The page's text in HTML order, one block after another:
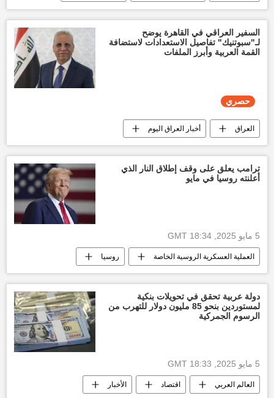
المبعوث الأممي إلى اليمن أخبار اليمن الأن
الحرب على اليمن أطفال اليمن
عبد الملك الحوثي الولايات المتحدة الأمريكية
السفير العراقي في القاهرة يوضح
لـ"سبوتنيك" تفاصيل الاستعدادات لاستضافة
القمة العربية وأبرز الملفات
حصري
العراق أخبار العراق اليوم
جامعة الدول العربية حصري
أخبار العالم الآن العالم العربي
ترامب يعلق على وقف إطلاق النار الذي
أعلنته روسيا في مايو
5 مايو 2025, 18:34 GMT
العملية العسكرية الروسية الخاصة روسيا
أخبار أوكرانيا العالم أخبار العالم الآن
الولايات المتحدة الأمريكية
دولة عربية تحقق في تحويلات بنكية
لمستوردين بنحو 85 مليون دولار للتهرب من
الرسوم الجمركية
5 مايو 2025, 18:33 GMT
العالم العربي اقتصاد الأخبار